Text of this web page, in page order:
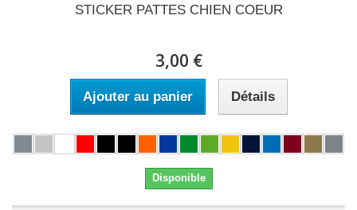
STICKER PATTES CHIEN COEUR
3,00 €
Ajouter au panier Détails
Disponible